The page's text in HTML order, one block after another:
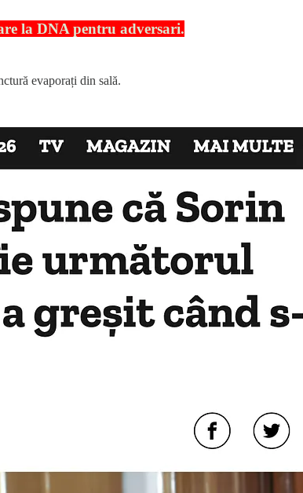
la DNA pentru adversari.
evaporați din sală.